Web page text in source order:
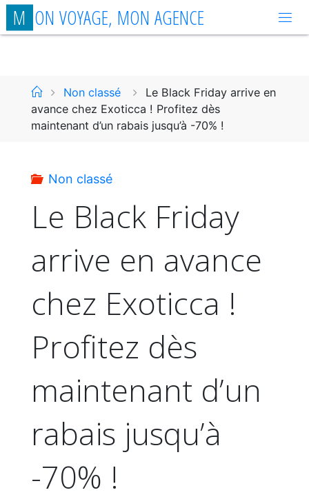
Aller
auM ON VOYAGE, MON AGENCE
AccueilNon classé
Le Black Friday arrive en
avance chez Exoticca ! Profitez dès
maintenant d’un rabais jusqu’à -70% !
Non classé
Le Black Friday
arrive en avance
chez Exoticca !
Profitez dès
maintenant d’un
rabais jusqu’à
-70% !